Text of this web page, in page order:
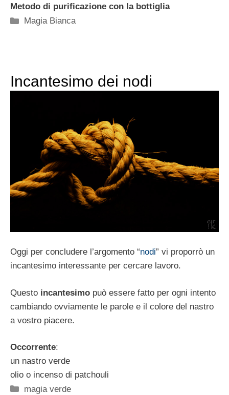
Metodo di purificazione con la bottiglia
Categorie
Magia Bianca
Incantesimo dei nodi
Oggi per concludere l’argomento “nodi” vi proporrò un
incantesimo interessante per cercare lavoro.
Questo incantesimo può essere fatto per ogni intento
cambiando ovviamente le parole e il colore del nastro
a vostro piacere.
Occorrente:
un nastro verde
olio o incenso di patchouli
Categorie
magia verde